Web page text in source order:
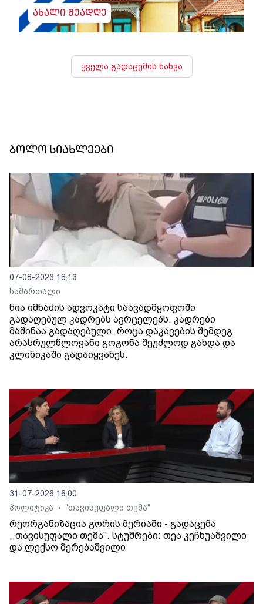
ახალი შუადღე
ყველა გადაცემის ნახვა
ბოლო სიახლეები
07-08-2026 18:13
სამართალი
ნია იმნაძის ადვოკატი საავადმყოფოში
გადაღებულ კადრებს ავრცელებს. კადრები
მაშინაა გადაღებული, როცა დაკავების შემდეგ
არასრულწლოვანი გოგონა შეუძლოდ გახდა და
კლინიკაში გადაიყვანეს.
31-07-2026 16:00
პოლიტიკა
• "თავისუფალი თემა"
რეორგანიზაცია გორის მერიაში - გადაცემა
,,თავისუფალი თემა". სტუმრები: თეა კეჩხუაშვილი
და ლექსო მერებაშვილი